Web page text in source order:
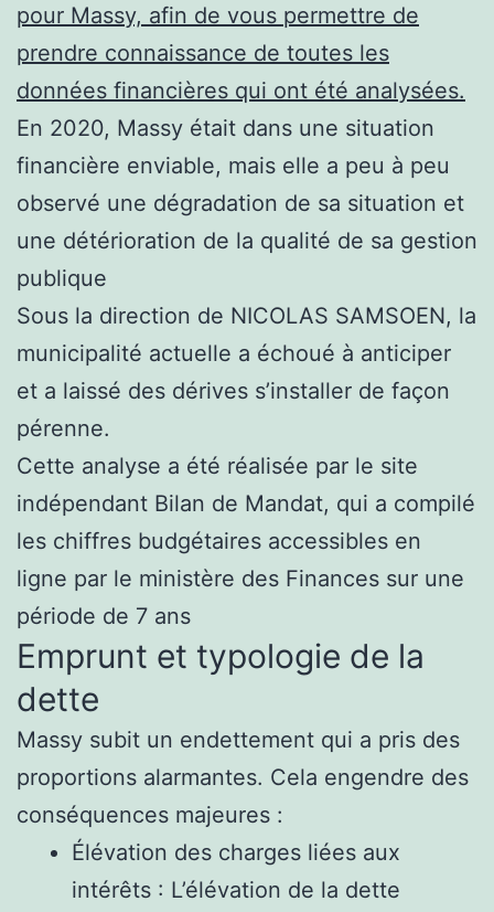
pour Massy, afin de vous permettre de
prendre connaissance de toutes les
données financières qui ont été analysées.
En 2020, Massy était dans une situation
financière enviable, mais elle a peu à peu
observé une dégradation de sa situation et
une détérioration de la qualité de sa gestion
publique
Sous la direction de NICOLAS SAMSOEN, la
municipalité actuelle a échoué à anticiper
et a laissé des dérives s’installer de façon
pérenne.
Cette analyse a été réalisée par le site
indépendant Bilan de Mandat, qui a compilé
les chiffres budgétaires accessibles en
ligne par le ministère des Finances sur une
période de 7 ans
Emprunt et typologie de la
dette
Massy subit un endettement qui a pris des
proportions alarmantes. Cela engendre des
conséquences majeures :
Élévation des charges liées aux
intérêts : L’élévation de la dette